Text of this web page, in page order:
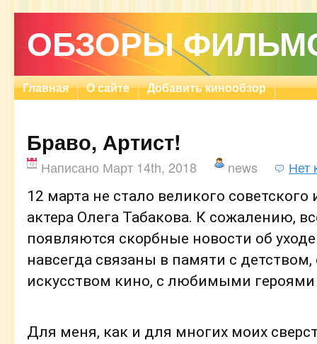
ОБЗОРЫ
Главная О сайте Добавить кинообзор
Браво, Артист!
Написано Март 14th, 2018 news Нет
12 марта не стало великого советского
актера Олега Табакова. К сожалению,
появляются скорбные новости об
навсегда связаны в памяти с
искусством кино, с любимыми
Для меня, как и для многих моих